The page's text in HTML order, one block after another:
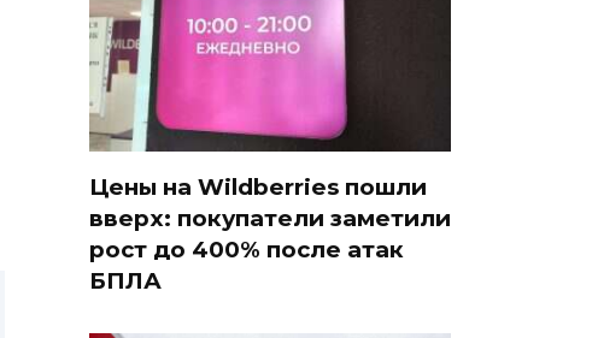
Цены на Wildberries пошли
вверх: покупатели заметили
рост до 400% после атак
БПЛА